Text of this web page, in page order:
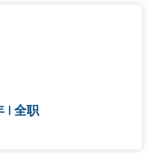
| 全职